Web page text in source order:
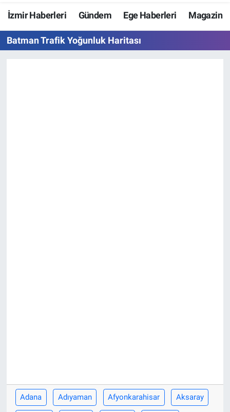
İzmir Haberleri Gündem Ege Haberleri Magazin
Batman Trafik Yoğunluk Haritası
Adana Adıyaman Afyonkarahisar Aksaray
Resmi İlanlar
Resmi Reklam